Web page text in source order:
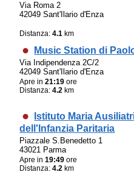
Via Roma 2
42049 Sant'Ilario d'Enza
Distanza:4.1 km
Music Station di
Via Indipendenza 2C/2
42049 Sant'Ilario d'Enza
Apre in21:19 ore
Distanza:4.2 km
Istituto Maria
dell'Infanzia Paritaria
Piazzale S.Benedetto 1
43021 Parma
Apre in19:49 ore
Distanza:4.2 km